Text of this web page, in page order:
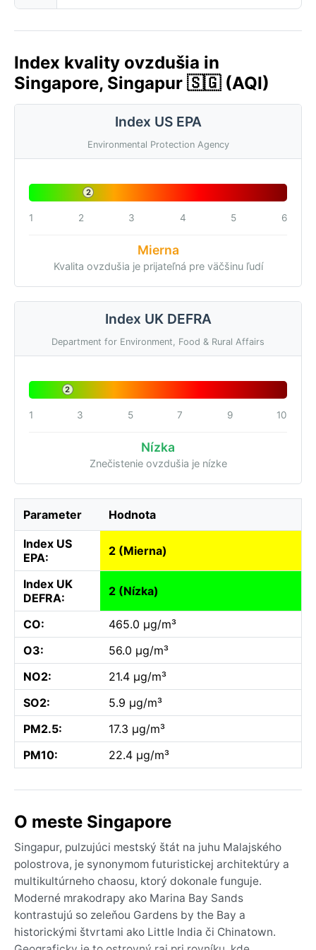
Index kvality ovzdušia in
Singapore, Singapur 🇸🇬 (AQI)
Index US EPA
Environmental Protection Agency
2
1 2 3 4 5 6
Mierna
Kvalita ovzdušia je prijateľná pre väčšinu ľudí
Index UK DEFRA
Department for Environment, Food & Rural Affairs
2
1 3 5 7 9 10
Nízka
Znečistenie ovzdušia je nízke
Parameter Hodnota
Index US
EPA:
2 (Mierna)
Index UK
DEFRA:
2 (Nízka)
CO:
465.0 µg/m³
O3:
56.0 µg/m³
NO2:
21.4 µg/m³
SO2:
5.9 µg/m³
PM2.5:
17.3 µg/m³
PM10:
22.4 µg/m³
O meste Singapore
Singapur, pulzujúci mestský štát na juhu Malajského
polostrova, je synonymom futuristickej architektúry a
multikultúrneho chaosu, ktorý dokonale funguje.
Moderné mrakodrapy ako Marina Bay Sands
kontrastujú so zeleňou Gardens by the Bay a
historickými štvrtami ako Little India či Chinatown.